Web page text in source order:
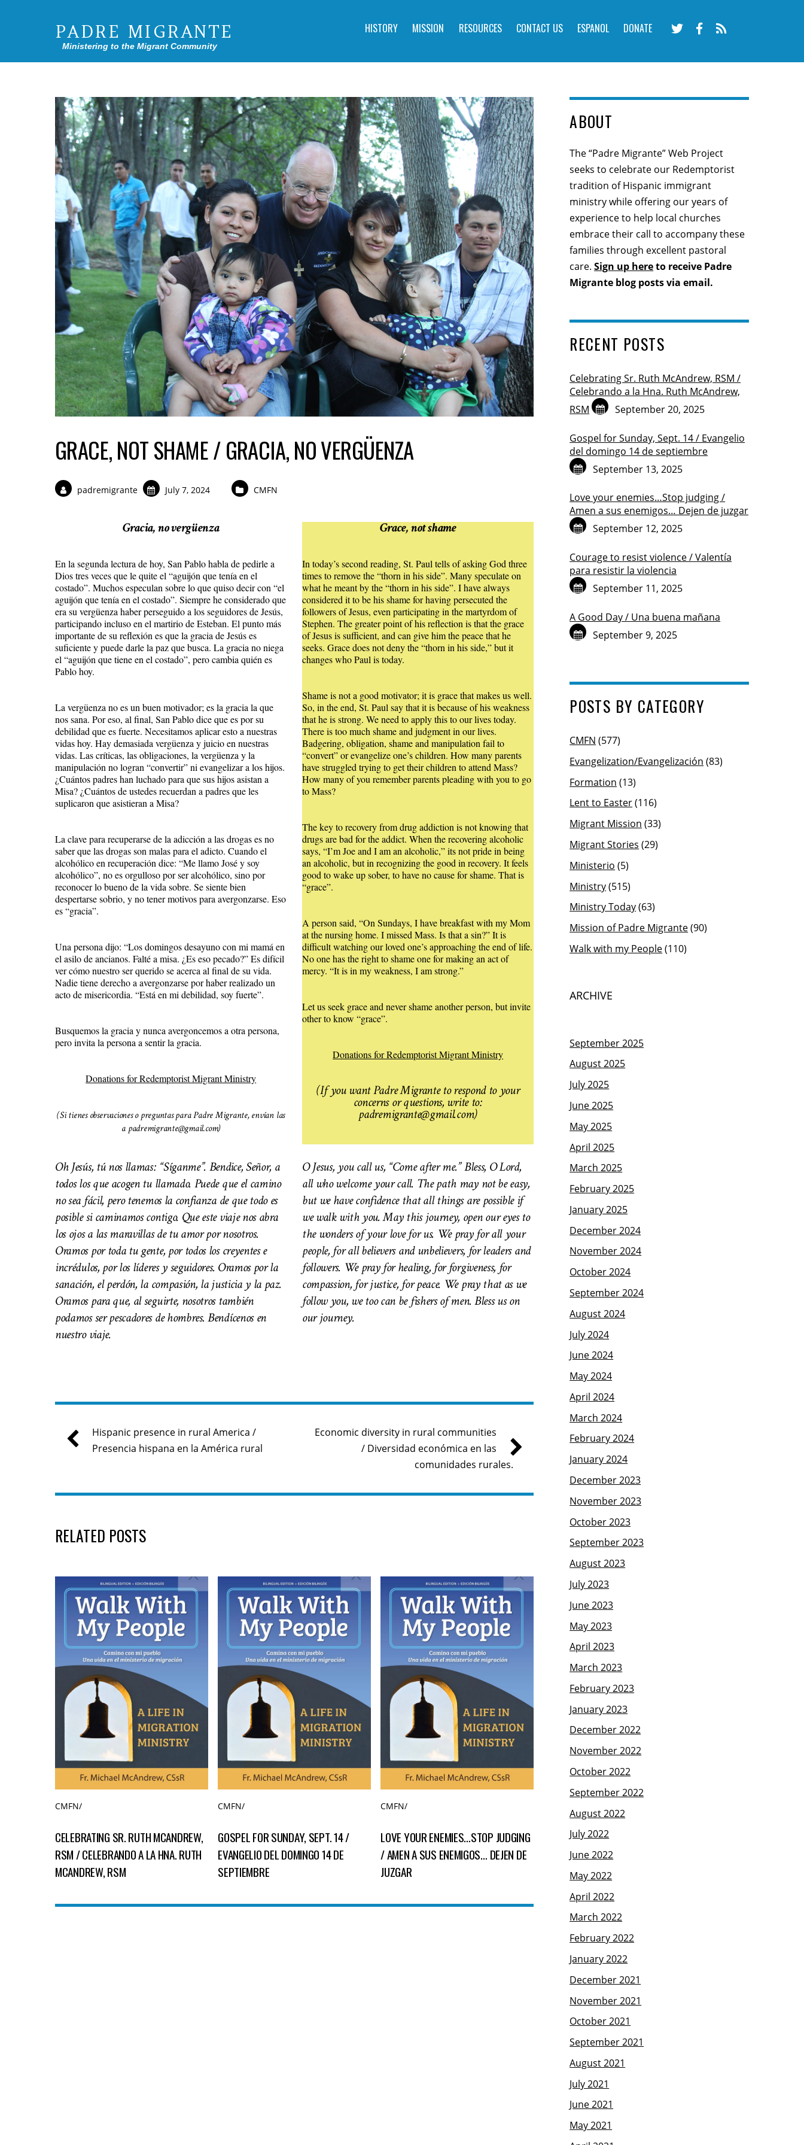
PADRE MIGRANTE
Ministering to the Migrant Community
HISTORY MISSION RESOURCES CONTACT US ESPANOL DONATE
GRACE, NOT SHAME / GRACIA, NO VERGÜENZA
padremigrante July 7, 2024 CMFN
Gracia, no vergüenza
En la segunda lectura de hoy, San Pablo habla de pedirle a
Dios tres veces que le quite el “aguijón que tenía en el
costado”. Muchos especulan sobre lo que quiso decir con “el
aguijón que tenía en el costado”. Siempre he considerado que
era su vergüenza haber perseguido a los seguidores de Jesús,
participando incluso en el martirio de Esteban. El punto más
importante de su reflexión es que la gracia de Jesús es
suficiente y puede darle la paz que busca. La gracia no niega
el “aguijón que tiene en el costado”, pero cambia quién es
Pablo hoy.
La vergüenza no es un buen motivador; es la gracia la que
nos sana. Por eso, al final, San Pablo dice que es por su
debilidad que es fuerte. Necesitamos aplicar esto a nuestras
vidas hoy. Hay demasiada vergüenza y juicio en nuestras
vidas. Las críticas, las obligaciones, la vergüenza y la
manipulación no logran “convertir” ni evangelizar a los hijos.
¿Cuántos padres han luchado para que sus hijos asistan a
Misa? ¿Cuántos de ustedes recuerdan a padres que les
suplicaron que asistieran a Misa?
La clave para recuperarse de la adicción a las drogas es no
saber que las drogas son malas para el adicto. Cuando el
alcohólico en recuperación dice: “Me llamo José y soy
alcohólico”, no es orgulloso por ser alcohólico, sino por
reconocer lo bueno de la vida sobre. Se siente bien
despertarse sobrio, y no tener motivos para avergonzarse. Eso
es “gracia”.
Una persona dijo: “Los domingos desayuno con mi mamá en
el asilo de ancianos. Falté a misa. ¿Es eso pecado?” Es difícil
ver cómo nuestro ser querido se acerca al final de su vida.
Nadie tiene derecho a avergonzarse por haber realizado un
acto de misericordia. “Está en mi debilidad, soy fuerte”.
Busquemos la gracia y nunca avergoncemos a otra persona,
pero invita la persona a sentir la gracia.
Donations for Redemptorist Migrant Ministry
(Si tienes observaciones o preguntas para Padre Migrante, envían las
a padremigrante@gmail.com)
Grace, not shame
In today’s second reading, St. Paul tells of asking God three
times to remove the “thorn in his side”. Many speculate on
what he meant by the “thorn in his side”. I have always
considered it to be his shame for having persecuted the
followers of Jesus, even participating in the martyrdom of
Stephen. The greater point of his reflection is that the grace
of Jesus is sufficient, and can give him the peace that he
seeks. Grace does not deny the “thorn in his side,” but it
changes who Paul is today.
Shame is not a good motivator; it is grace that makes us well.
So, in the end, St. Paul say that it is because of his weakness
that he is strong. We need to apply this to our lives today.
There is too much shame and judgment in our lives.
Badgering, obligation, shame and manipulation fail to
“convert” or evangelize one’s children. How many parents
have struggled trying to get their children to attend Mass?
How many of you remember parents pleading with you to go
to Mass?
The key to recovery from drug addiction is not knowing that
drugs are bad for the addict. When the recovering alcoholic
says, “I’m Joe and I am an alcoholic,” its not pride in being
an alcoholic, but in recognizing the good in recovery. It feels
good to wake up sober, to have no cause for shame. That is
“grace”.
A person said, “On Sundays, I have breakfast with my Mom
at the nursing home. I missed Mass. Is that a sin?” It is
difficult watching our loved one’s approaching the end of life.
No one has the right to shame one for making an act of
mercy. “It is in my weakness, I am strong.”
Let us seek grace and never shame another person, but invite
other to know “grace”.
Donations for Redemptorist Migrant Ministry
(If you want Padre Migrante to respond to your
concerns or questions, write to:
padremigrante@gmail.com)
Oh Jesús, tú nos llamas: “Síganme”. Bendice, Señor, a
todos los que acogen tu llamado. Puede que el camino
no sea fácil, pero tenemos la confianza de que todo es
posible si caminamos contigo. Que este viaje nos abra
los ojos a las maravillas de tu amor por nosotros.
Oramos por toda tu gente, por todos los creyentes e
incrédulos, por los líderes y seguidores. Oramos por la
sanación, el perdón, la compasión, la justicia y la paz.
Oramos para que, al seguirte, nosotros también
podamos ser pescadores de hombres. Bendícenos en
nuestro viaje.
O Jesus, you call us, “Come after me.” Bless, O Lord,
all who welcome your call. The path may not be easy,
but we have confidence that all things are possible if
we walk with you. May this journey, open our eyes to
the wonders of your love for us. We pray for all your
people, for all believers and unbelievers, for leaders and
followers. We pray for healing, for forgiveness, for
compassion, for justice, for peace. We pray that as we
follow you, we too can be fishers of men. Bless us on
our journey.
Hispanic presence in rural America /
Presencia hispana en la América rural
Economic diversity in rural communities
/ Diversidad económica en las
comunidades rurales.
RELATED POSTS
CMFN/
CELEBRATING SR. RUTH MCANDREW,
RSM / CELEBRANDO A LA HNA. RUTH
MCANDREW, RSM
CMFN/
GOSPEL FOR SUNDAY, SEPT. 14 /
EVANGELIO DEL DOMINGO 14 DE
SEPTIEMBRE
CMFN/
LOVE YOUR ENEMIES…STOP JUDGING
/ AMEN A SUS ENEMIGOS… DEJEN DE
JUZGAR
ABOUT
The “Padre Migrante” Web Project
seeks to celebrate our Redemptorist
tradition of Hispanic immigrant
ministry while offering our years of
experience to help local churches
embrace their call to accompany these
families through excellent pastoral
care. Sign up hereto receive Padre
Migrante blog posts via email.
RECENT POSTS
Celebrating Sr. Ruth McAndrew, RSM /
Celebrando a la Hna. Ruth McAndrew,
RSM
September 20, 2025
Gospel for Sunday, Sept. 14 / Evangelio
del domingo 14 de septiembre
September 13, 2025
Love your enemies…Stop judging /
Amen a sus enemigos… Dejen de juzgar
September 12, 2025
Courage to resist violence / Valentía
para resistir la violencia
September 11, 2025
A Good Day / Una buena mañana
September 9, 2025
POSTS BY CATEGORY
CMFN (577)
Evangelization/Evangelización (83)
Formation (13)
Lent to Easter(116)
Migrant Mission (33)
Migrant Stories (29)
Ministerio (5)
Ministry(515)
Ministry Today(63)
Mission of Padre Migrante(90)
Walk with my People(110)
ARCHIVE
September 2025
August 2025
July 2025
June 2025
May 2025
April 2025
March 2025
February 2025
January 2025
December 2024
November 2024
October 2024
September 2024
August 2024
July 2024
June 2024
May 2024
April 2024
March 2024
February 2024
January 2024
December 2023
November 2023
October 2023
September 2023
August 2023
July 2023
June 2023
May 2023
April 2023
March 2023
February 2023
January 2023
December 2022
November 2022
October 2022
September 2022
August 2022
July 2022
June 2022
May 2022
April 2022
March 2022
February 2022
January 2022
December 2021
November 2021
October 2021
September 2021
August 2021
July 2021
June 2021
May 2021